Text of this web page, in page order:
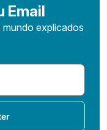
Email
explicados